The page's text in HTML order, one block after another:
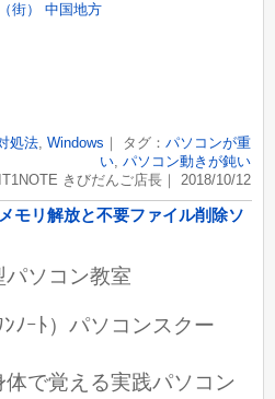
処法, Windows ｜ タグ： パソコンが重
い, パソコン動きが鈍い
きびだんご店長｜ 2018/10/12
モリ解放と不要ファイル削除ソ
ソコン教室
ﾉｰﾄ）パソコンスクー
で覚える実践パソコン